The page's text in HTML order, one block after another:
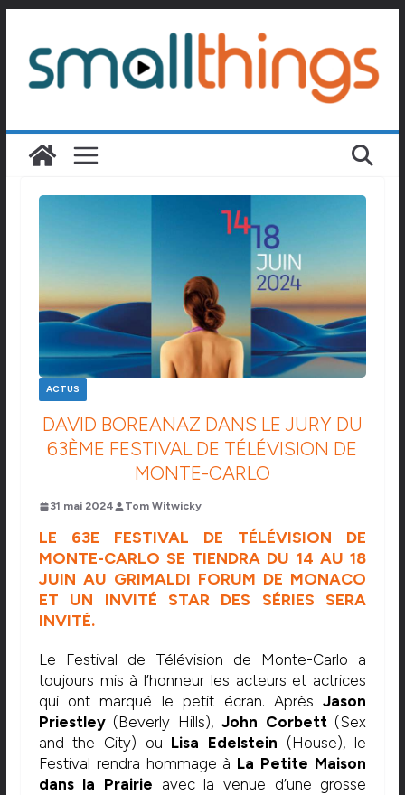
contenu
ACTUS
DAVID BOREANAZ DANS LE JURY DU
63ÈME FESTIVAL DE TÉLÉVISION DE
MONTE-CARLO
31 mai 2024 Tom Witwicky
LE 63E FESTIVAL DE TÉLÉVISION DE
MONTE-CARLO SE TIENDRA DU 14 AU 18
JUIN AU GRIMALDI FORUM DE MONACO
ET UN INVITÉ STAR DES SÉRIES SERA
INVITÉ.
Le Festival de Télévision de Monte-Carlo a
toujours mis à l’honneur les acteurs et actrices
qui ont marqué le petit écran. AprèsJason
Priestley(Beverly Hills),John Corbett(Sex
and the City) ou Lisa Edelstein (House), le
Festival rendra hommage à La Petite Maison
dans la Prairie avec la venue d’une grosse